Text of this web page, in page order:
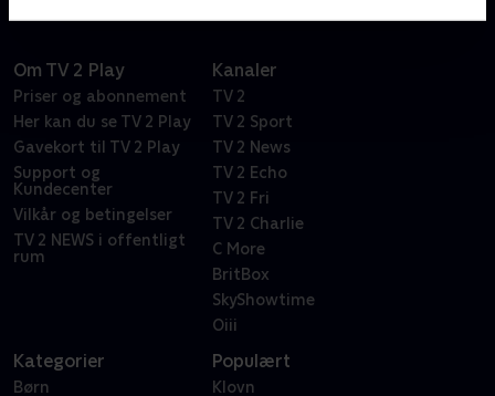
Om TV 2 Play
Priser og abonnement
Her kan du se TV 2 Play
Gavekort til TV 2 Play
Support og
Kundecenter
Vilkår og betingelser
TV 2 NEWS i offentligt
rum
Kanaler
TV 2
TV 2 Sport
TV 2 News
TV 2 Echo
TV 2 Fri
TV 2 Charlie
C More
BritBox
SkyShowtime
Oiii
Kategorier
Børn
Populært
Klovn